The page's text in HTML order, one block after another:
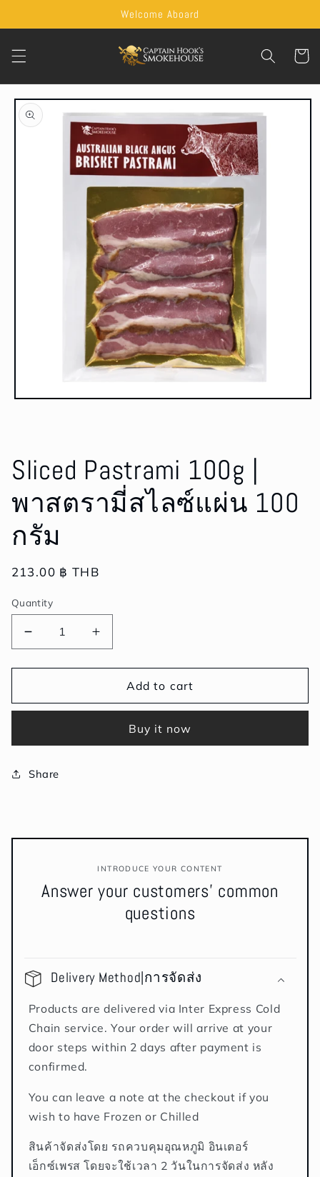
Welcome Aboard
Cart
Skip to
product
information
Sliced Pastrami 100g |
พาสตรามี่สไลซ์แผ่น 100
กรัม
Regular
213.00 ฿ THB
Quantity
Decrease
quantity
for
Pastrami
ตรา
แผ่น
Increase
quantity
for
Sliced
Pastrami
แผ่น
กรัม
Add to cart
Buy it now
Share
INTRODUCE YOUR CONTENT
Answer your customers' common
questions
Delivery Method|การจัดส่ง
Products are delivered via Inter Express Cold
Chain service. Your order will arrive at your
door steps within 2 days after payment is
confirmed.
You can leave a note at the checkout if you
wish to have Frozen or Chilled
สินค้าจัดส่งโดย รถควบคุมอุณหภูมิ อินเตอร์
เอ็กซ์เพรส โดยจะใช้เวลา 2 วันในการจัดส่ง หลัง